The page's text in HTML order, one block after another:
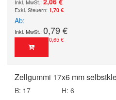
1,70 €
Ab
0,79 €
0,65 €
Zellgummi 17x6 mm
B: 17
H: 6